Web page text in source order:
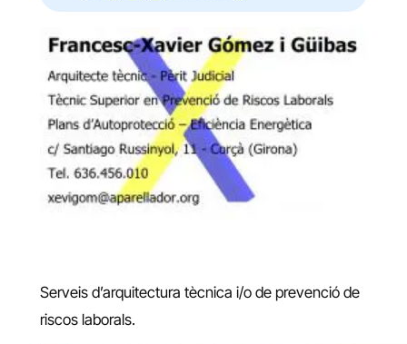
Serveis d’arquitectura tècnica i/o de prevenció de
riscos laborals.